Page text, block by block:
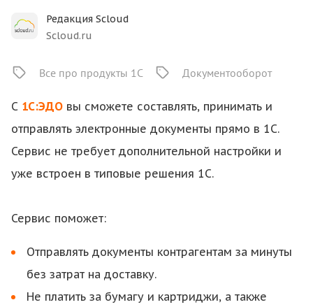
Редакция Scloud
Scloud.ru
Все про продукты 1С Документооборот
С 1С:ЭДО вы сможете составлять, принимать и
отправлять электронные документы прямо в 1С.
Сервис не требует дополнительной настройки и
уже встроен в типовые решения 1С.
Сервис поможет:
Отправлять документы контрагентам за минуты
без затрат на доставку.
Не платить за бумагу и картриджи, а также